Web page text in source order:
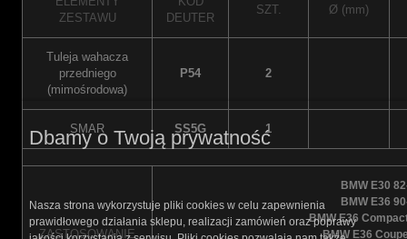
ZESTAWU
DEUTER
SZT. Ø (mm)
Tuleja wahacza
przedniego
(mimośrodowa)
P54 2
SMAR SS5G 1
ZASTOSOWANIE
BMW E30
BMW E36
BMW E36
BMW E36
Dbamy o Twoją prywatność
Nasza strona wykorzystuje pliki cookies w celu zapewnienia
prawidłowego działania sklepu, realizacji zamówień oraz poprawy